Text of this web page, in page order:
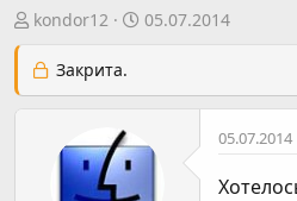
А
т
о
kondor12
Д
а
т
05.07.2014
Закрита.
05.07.2014